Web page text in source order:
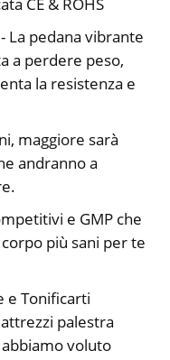
CE & ROHS
La pedana vibrante
a perdere peso,
la resistenza e
maggiore sarà
andranno a
e GMP che
più sani per te
e Tonificarti
palestra
voluto